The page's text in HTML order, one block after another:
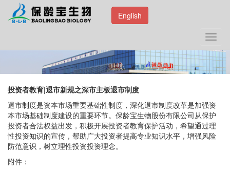
English
投资者教育|退市新规之深市主板退市制度
退市制度是资本市场重要基础性制度，深化退市制度改革是加强资
本市场基础制度建设的重要环节。保龄宝生物股份有限公司从保护
投资者合法权益出发，积极开展投资者教育保护活动，希望通过理
性投资知识的宣传，帮助广大投资者提高专业知识水平，增强风险
防范意识，树立理性投资投资理念。
附件：